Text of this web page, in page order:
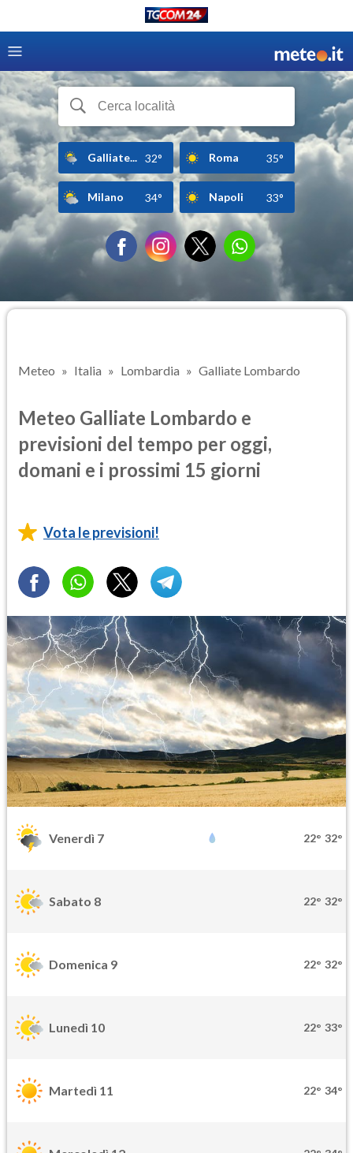
Galliate... 32° Roma 35°
Milano 34° Napoli 33°
Meteo Italia Lombardia Galliate Lombardo
Meteo Galliate Lombardo e
previsioni del tempo per oggi,
domani e i prossimi 15 giorni
Vota le previsioni!
Venerdì 7 22° 32°
Sabato 8 22° 32°
Domenica 9 22° 32°
Lunedì 10 22° 33°
Martedì 11 22° 34°